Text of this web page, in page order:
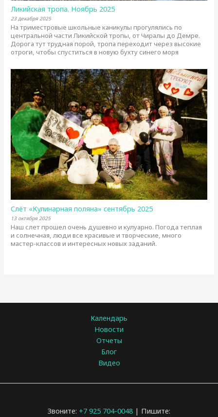
Ликийская тропа. Ноябрь 2025
23 декабря 2025
На триместровые школьные каникулы прогулялись по
центральной части Ликийской тропы, от Чиралы до Демре.
Дорога тут трудная порой, тропа переходит через высокие
отроги, чтобы спуститься в новую бухту синего моря
Слёт «Кулинарная поляна» сентябрь 2025
13 октября 2025
Наш слет прошел очень душевно и кулуарно. Погода теплая
и солнечная, люди все красивые и творческие, много
мастер-классов и интересных новых заданий.
Календарь
Новости
Отчеты
Блог
Видео
Звоните: +7 925 704-0048 | Пишите: